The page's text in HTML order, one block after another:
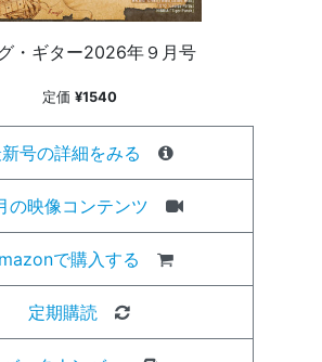
・ギター2026年９月号
定価 ¥1540
号の詳細をみる
の映像コンテンツ
で購入する
定期購読